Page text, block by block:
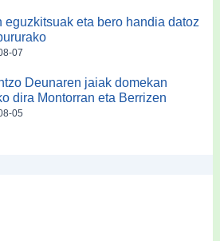
eguzkitsuak eta bero handia datoz
07
Deunaren jaiak domekan
dira Montorran eta Berrizen
05